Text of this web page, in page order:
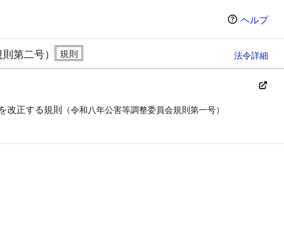
ヘルプ
第二号） 法令詳細
改正する規則 （令和八年公害等調整委員会規則第一号）
ョン（選択すると条文の表示方法が変わります）